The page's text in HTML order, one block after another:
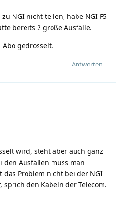
NGI nicht teilen, habe NGI F5
bereits 2 große Ausfälle.
gedrosselt.
Antworten
wird, steht aber auch ganz
den Ausfällen muss man
Problem nicht bei der NGI
den Kabeln der Telecom.